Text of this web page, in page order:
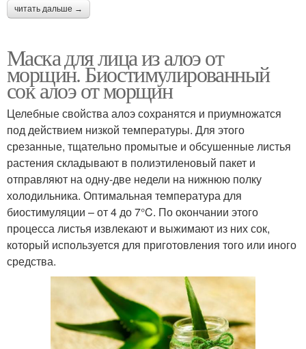
читать дальше →
Маска для лица из алоэ от
морщин. Биостимулированный
сок алоэ от морщин
Целебные свойства алоэ сохранятся и приумножатся
под действием низкой температуры. Для этого
срезанные, тщательно промытые и обсушенные листья
растения складывают в полиэтиленовый пакет и
отправляют на одну-две недели на нижнюю полку
холодильника. Оптимальная температура для
биостимуляции – от 4 до 7°C. По окончании этого
процесса листья извлекают и выжимают из них сок,
который используется для приготовления того или иного
средства.